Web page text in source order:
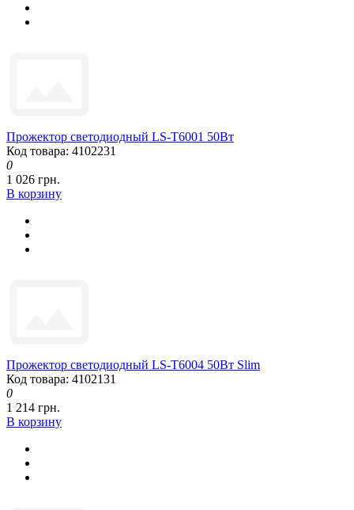
Прожектор светодиодный LS-T6001 50Вт
Код товара: 4102231
0
1 026 грн.
В корзину
Прожектор светодиодный LS-T6004 50Вт Slim
Код товара: 4102131
0
1 214 грн.
В корзину